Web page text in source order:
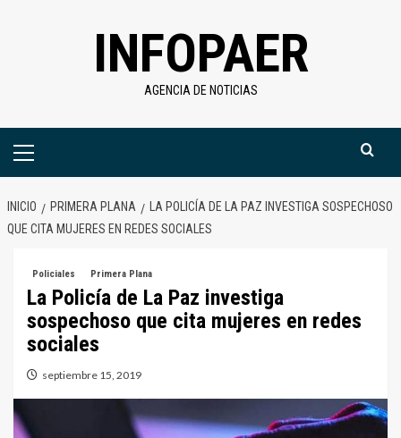
INFOPAER
AGENCIA DE NOTICIAS
Menú
INICIO PRIMERA PLANA
LA POLICÍA DE LA PAZ INVESTIGA SOSPECHOSO
QUE CITA MUJERES EN REDES SOCIALES
Policiales Primera Plana
La Policía de La Paz investiga
sospechoso que cita mujeres en redes
sociales
septiembre 15, 2019